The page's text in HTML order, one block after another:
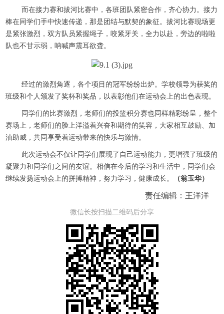
而在接力赛和拔河比赛中，各班团队紧密合作，齐心协力。接力
棒在同学们手中快速传递，那是团结与默契的象征。拔河比赛现场更
是紧张激烈，双方队员紧握绳子，咬紧牙关，全力以赴，旁边的啦啦
队也不甘示弱，呐喊声震耳欲聋。
经过的激烈角逐，各个项目的冠军纷纷出炉。学校领导为获奖的
班级和个人颁发了奖杯和奖品，以表彰他们在运动会上的出色表现。
同学们的比赛激烈，老师们的投篮积分赛也同样精彩纷呈，整个
赛场上，老师们的脸上洋溢着兴奋和期待的笑容，大家相互鼓励、加
油助威，共同享受着运动带来的快乐与激情。
此次运动会不仅让同学们展现了自己运动能力，更增强了班级的
凝聚力和同学们之间的友谊。相信在今后的学习和生活中，同学们会
继续发扬运动会上的拼搏精神，努力学习，健康成长。
（翁玉华）
责任编辑：王洋洋
微信长按扫描二维码后分享